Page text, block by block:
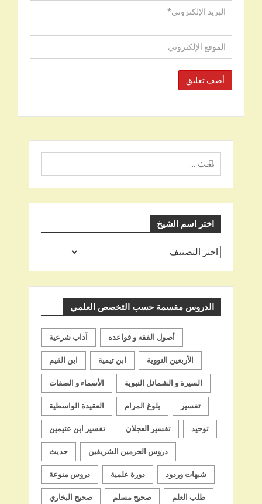
البحث
عن
اختر اسم الشيخ
اختر
الدروس مقسمة حسب التخصص العلمي
آداب شرعية أصول الفقه و قواعده
ابن القيم ابن تيمية الأربعين النووية
الأسماء و الصفات السيرة و الشمائل النبوية
العقيدة الواسطية بلوغ المرام تفسير
تفسير ابن عثيمين تفسير العجلان توحيد
حديث دروس الحرمين الشريفين
دروس منوعة دورة علمية شبهات وردود
صحيح البخاري صحيح مسلم طلب العلم